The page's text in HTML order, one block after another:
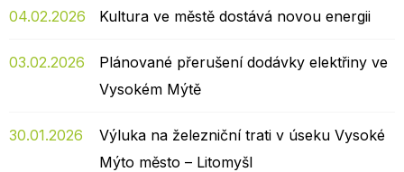
04.02.2026 Kultura ve městě dostává novou energii
03.02.2026
Plánované přerušení dodávky elektřiny ve
Vysokém Mýtě
30.01.2026
Výluka na železniční trati v úseku Vysoké
Mýto město – Litomyšl